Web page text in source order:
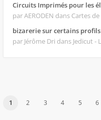
Circuits Imprimés pour les
par AERODEN dans Cartes
bizarerie sur certains profils
par Jérôme Dri dans Jedicut -
1 2 3 4 5 6